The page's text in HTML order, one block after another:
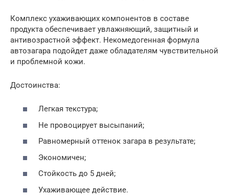
Комплекс ухаживающих компонентов в составе
продукта обеспечивает увлажняющий, защитный и
антивозрастной эффект. Некомедогенная формула
автозагара подойдет даже обладателям чувствительной
и проблемной кожи.
Достоинства:
Легкая текстура;
Не провоцирует высыпаний;
Равномерный оттенок загара в результате;
Экономичен;
Стойкость до 5 дней;
Ухаживающее действие.